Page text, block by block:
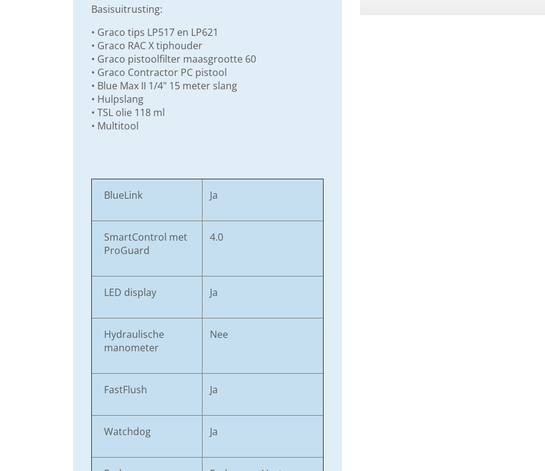
Basisuitrusting:
• Graco tips LP517 en LP621
• Graco RAC X tiphouder
• Graco pistoolfilter maasgrootte 60
• Graco Contractor PC pistool
• Blue Max II 1/4" 15 meter slang
• Hulpslang
• TSL olie 118 ml
• Multitool
BlueLink Ja
SmartControl met
ProGuard
4.0
LED display Ja
Hydraulische
manometer
Nee
FastFlush Ja
Watchdog Ja